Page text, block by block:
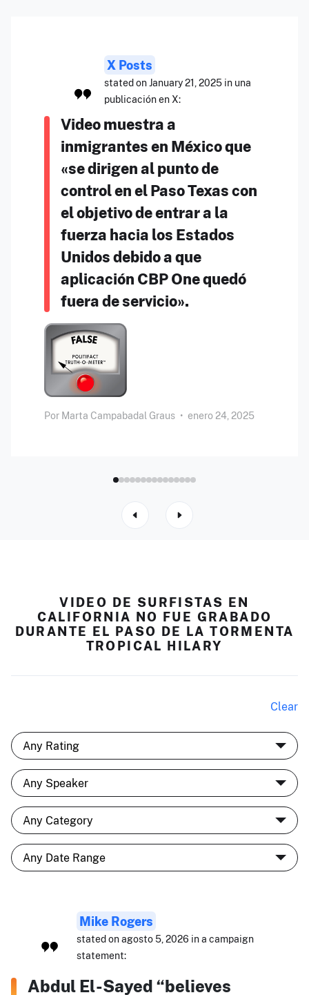
X Posts
stated on January 21, 2025 in una
publicación en X:
Video muestra a
inmigrantes en México que
«se dirigen al punto de
control en el Paso Texas con
el objetivo de entrar a la
fuerza hacia los Estados
Unidos debido a que
aplicación CBP One quedó
fuera de servicio».
Por Marta Campabadal Graus • enero 24, 2025
VIDEO DE SURFISTAS EN
CALIFORNIA NO FUE GRABADO
DURANTE EL PASO DE LA TORMENTA
TROPICAL HILARY
Clear
Mike Rogers
stated on agosto 5, 2026 in a campaign
statement:
Abdul El-Sayed “believes